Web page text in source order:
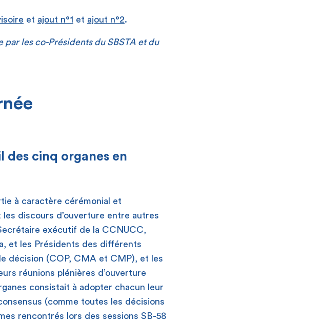
et ajout n°1 et ajout n°2.
les co-Présidents du SBSTA et du
cinq organes en
à caractère cérémonial et
discours d’ouverture entre autres
exécutif de la CCNUCC,
et les Présidents des différents
décision (COP, CMA et CMP), et les
réunions plénières d’ouverture
consistait à adopter chacun leur
(comme toutes les décisions
rencontrés lors des sessions SB-58